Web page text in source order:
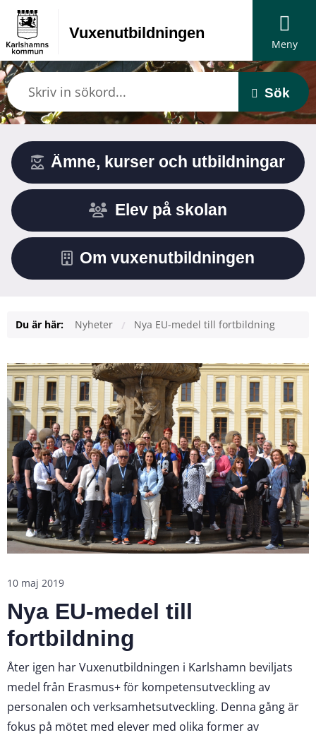
Vuxen­utbildningen
Meny
Sök
Ämne, kurser och utbildningar
Elev på skolan
Om vuxenutbildningen
Du är här: Nyheter Nya EU-medel till fortbildning
10 maj 2019
Nya EU-medel till
fortbildning
Åter igen har Vuxenutbildningen i Karlshamn beviljats
medel från Erasmus+ för kompetensutveckling av
personalen och verksamhetsutveckling. Denna gång är
fokus på mötet med elever med olika former av